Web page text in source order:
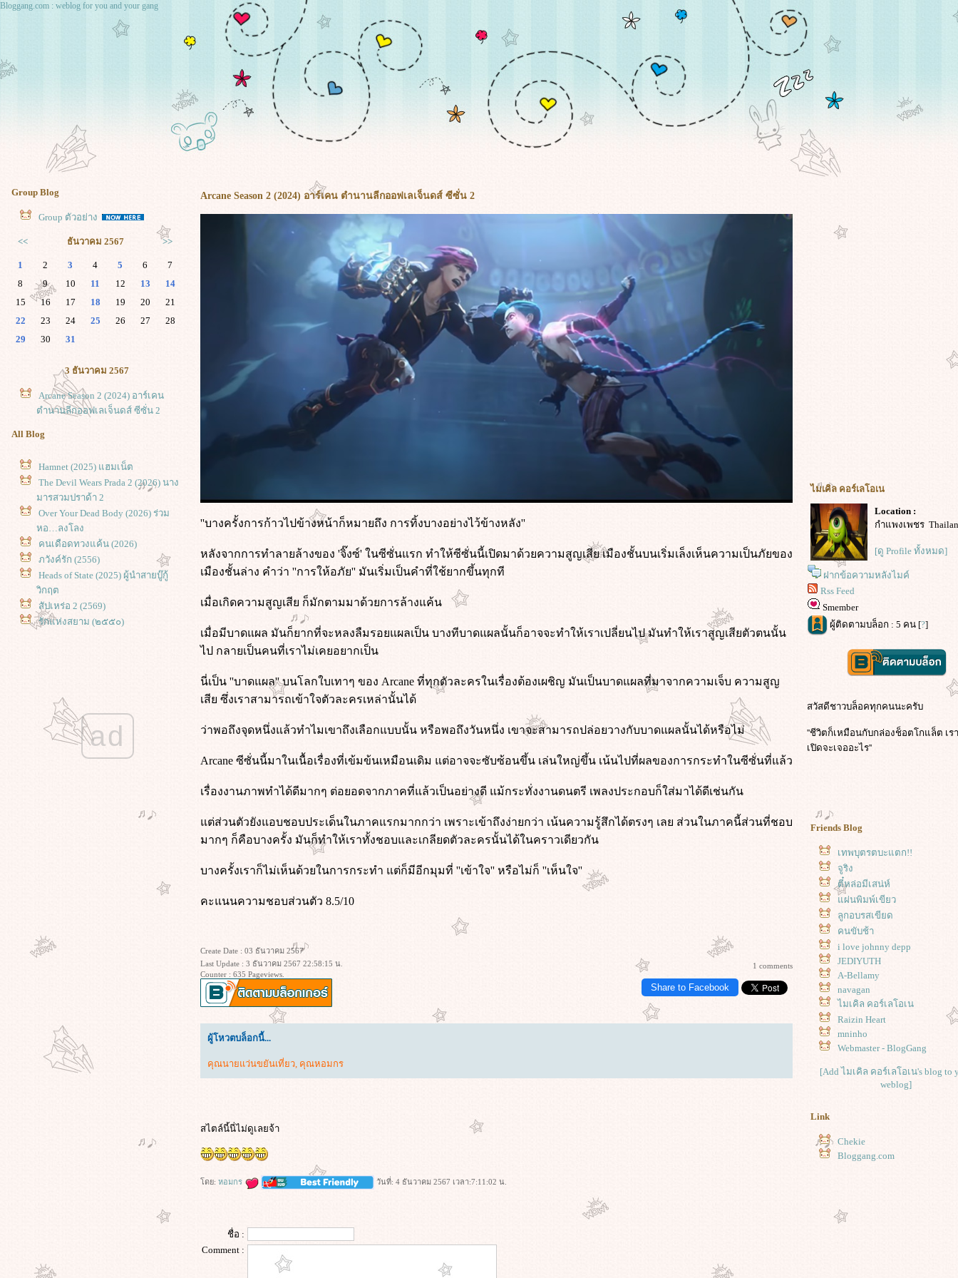
Bloggang.com : weblog for you and your gang
Group Blog
Group ตัวอย่าง
<< ธันวาคม 2567 >>
1 2 3 4 5 6
7
8
9 10 11 12 13
14
15
16 17 18 19 20
21
22
23 24 25 26 27
28
29
30 31
3 ธันวาคม 2567
Arcane Season 2 (2024) อาร์เคน
ตำนานลีกออฟเลเจ็นดส์ ซีซั่น 2
All Blog
Hamnet (2025) แฮมเน็ต
The Devil Wears Prada 2 (2026) นาง
มารสวมปราด้า 2
Over Your Dead Body (2026) ร่วม
หอ…ลงโลง
คนเดือดทวงแค้น (2026)
ภวังค์รัก (2556)
Heads of State (2025) ผู้นำสายบู๊กู้
วิกฤต
สัปเหร่อ 2 (2569)
รักแห่งสยาม (๒๕๕๐)
Deep Water (2022) ชู้รักซ่อนลึก
Mercy (2026) 90 นาที สั่งตา
The Voyeurs (2021) ส่อง แส่ ซว
Fake โกหกทั้งเพ (2546)
Star Trek Beyond (2016) สตาร์ เทรค
(2026)
Train Dreams (2025) ทางรถไฟสา
เรตติ้ง
Project Hail Mary (2026) ภารกิจกู้
สุริยะ
The Housemaid (2025) ความลับแม่
ad
Arcane Season 2 (2024) อาร์เคน ตำนานลีกออฟเลเจ็นดส์ ซีซั่น 2
''บางครั้งการก้าวไปข้างหน้าก็หมายถึง การทิ้งบางอย่างไว้ข้างหลัง''
หลังจากการทำลายล้างของ 'จิ๊งซ์' ในซีซั่นแรก ทำให้ซีซั่นนี้เปิดมาด้วยความสูญเสีย เมืองชั้นบนเริ่มเล็งเห็นความเป็นภัยของ
เมืองชั้นล่าง คำว่า ''การให้อภัย'' มันเริ่มเป็นคำที่ใช้ยากขึ้นทุกที
เมื่อเกิดความสูญเสีย ก็มักตามมาด้วยการล้างแค้น
เมื่อมีบาดแผล มันก็ยากที่จะหลงลืมรอยแผลเป็น บางทีบาดแผลนั้นก็อาจจะทำให้เราเปลี่ยนไป มันทำให้เราสูญเสียตัวตนนั้น
ไป กลายเป็นคนที่เราไม่เคยอยากเป็น
นี่เป็น ''บาดแผล'' บนโลกใบเทาๆ ของ Arcane ที่ทุกตัวละครในเรื่องต้องเผชิญ มันเป็นบาดแผลที่มาจากความเจ็บ ความสูญ
เสีย ซึ่งเราสามารถเข้าใจตัวละครเหล่านั้นได้
ว่าพอถึงจุดหนึ่งแล้วทำไมเขาถึงเลือกแบบนั้น หรือพอถึงวันหนึ่ง เขาจะสามารถปล่อยวางกับบาดแผลนั้นได้หรือไม่
Arcane ซีซั่นนี้มาในเนื้อเรื่องที่เข้มข้นเหมือนเดิม แต่อาจจะซับซ้อนขึ้น เล่นใหญ่ขึ้น เน้นไปที่ผลของการกระทำในซีซั่นที่แล้ว
เรื่องงานภาพทำได้ดีมากๆ ต่อยอดจากภาคที่แล้วเป็นอย่างดี แม้กระทั่งงานดนตรี เพลงประกอบก็ใส่มาได้ดีเช่นกัน
ต่ส่วนตัวยังแอบชอบประเด็นในภาคแรกมากกว่า เพราะเข้าถึงง่ายกว่า เน้นความรู้สึกได้ตรงๆ เลย ส่วนในภาคนี้ส่วนที่ชอบ
มากๆ ก็คือบางครั้ง มันก็ทำให้เราทั้งชอบและเกลียดตัวละครนั้นได้ในคราวเดียวกัน
บางครั้งเราก็ไม่เห็นด้วยในการกระทำ แต่ก็มีอีกมุมที่ ''เข้าใจ'' หรือไม่ก็ ''เห็นใจ''
คะแนนความชอบส่วนตัว 8.5/10
Create Date : 03 ธันวาคม 2567
Last Update : 3 ธันวาคม 2567 22:58:15 น.
Counter : 635 Pageviews.
1 comments
Share to Facebook
ผู้โหวตบล็อกนี้...
คุณนายแว่นขยันเที่ยว, คุณหอมกร
สไตล์นี้นี่ไม่ดูเลยจ้า
ดย: หอมกร วันที่: 4 ธันวาคม 2567 เวลา:7:11:02 น.
ชื่อ :
Comment :
ไมเคิล คอร์เลโอเน
Location :
กำแพงเพชร
[ดู Profile ทั้งหมด]
ฝากข้อความหลังไมค์
Rss Feed
Smember
ผู้ติดตามบล็อก : 5 คน [?]
สวัสดีชาวบล็อคทุกคนนะครับ
''ชีวิตก็เหมือนกับกล่องช็อตโกแล็ต เร
เปิดจะเจออะไร''
Friends Blog
เทพบุตรตบะแตก!!
จูริง
ตี๋หล่อมีเสน่ห์
ผ่นพิมพ์เขียว
ลูกอบรสเขียด
คนขับช้า
i love johnny depp
JEDIYUTH
A-Bellamy
navagan
ไมเคิล คอร์เลโอเน
Raizin Heart
mninho
Webmaster - BlogGang
[Add ไมเคิล คอร์เลโอเน's blog to
weblog]
Link
Chekie
Bloggang.com